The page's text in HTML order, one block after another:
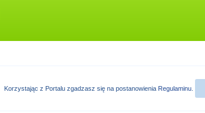
Korzystając z Portalu zgadzasz się na postanowienia Regulaminu